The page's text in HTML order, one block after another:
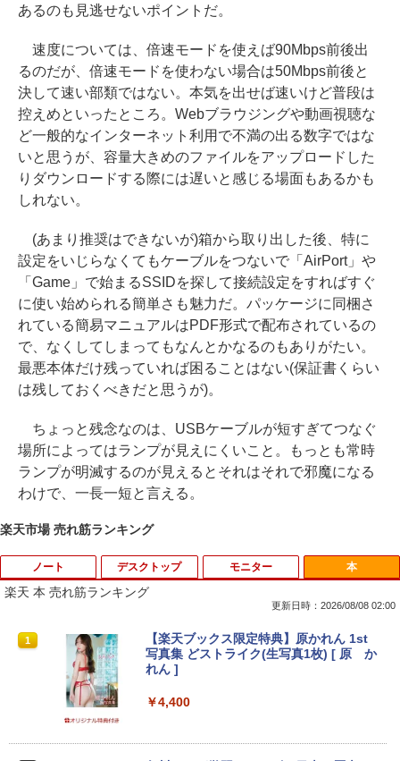
あるのも見逃せないポイントだ。
速度については、倍速モードを使えば90Mbps前後出
るのだが、倍速モードを使わない場合は50Mbps前後と
決して速い部類ではない。本気を出せば速いけど普段は
控えめといったところ。Webブラウジングや動画視聴な
ど一般的なインターネット利用で不満の出る数字ではな
いと思うが、容量大きめのファイルをアップロードした
りダウンロードする際には遅いと感じる場面もあるかも
しれない。
(あまり推奨はできないが)箱から取り出した後、特に
設定をいじらなくてもケーブルをつないで「AirPort」や
「Game」で始まるSSIDを探して接続設定をすればすぐ
に使い始められる簡単さも魅力だ。パッケージに同梱さ
れている簡易マニュアルはPDF形式で配布されているの
で、なくしてしまってもなんとかなるのもありがたい。
最悪本体だけ残っていれば困ることはない(保証書くらい
は残しておくべきだと思うが)。
ちょっと残念なのは、USBケーブルが短すぎてつなぐ
場所によってはランプが見えにくいこと。もっとも常時
ランプが明滅するのが見えるとそれはそれで邪魔になる
わけで、一長一短と言える。
楽天市場 売れ筋ランキング
ノート
1
[訳アリ★格安] ノートパソコン Window
s11 15.6型 HP 250 G7 第七世代 Core-i3
メモリ8GB SSD128GB 15.6インチ 無線
ルチ Bluetooth USB3.0 SDカード ノー
デスクトップ モニター
1
PHILIPS 241V8 LED液晶モニター 23.8
インチワイド ブラック 1920×1080 （フ
ルHD）16:9 IPSパネル 非光沢 ノングレ
拠 PS4 switch 対応 スイッチ 【中古】
本
楽天 本 売れ筋ランキング
更新日時：2026/08/08 02:00
1
【楽天ブックス限定特典】原かれん 1st
写真集 どストライク(生写真1枚) [ 原 か
れん ]
￥4,400